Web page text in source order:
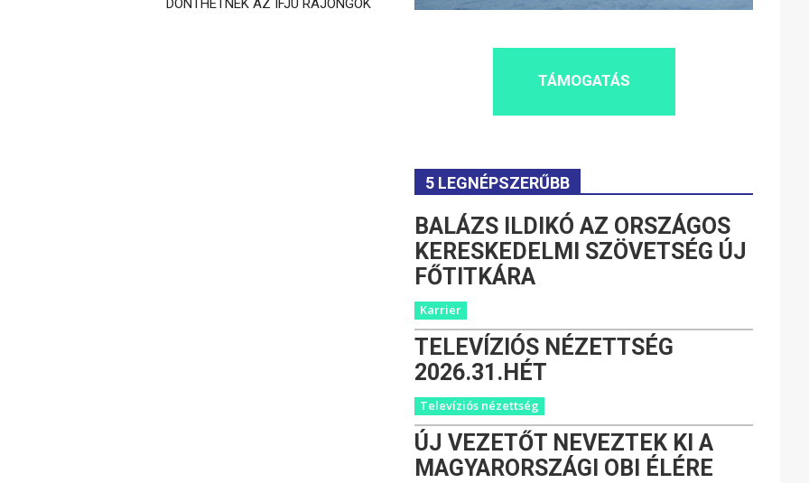
TÁMOGATÁS
5 LEGNÉPSZERŰBB
BALÁZS ILDIKÓ AZ ORSZÁGOS
KERESKEDELMI SZÖVETSÉG ÚJ
FŐTITKÁRA
Karrier
TELEVÍZIÓS NÉZETTSÉG
2026.31.HÉT
Televíziós nézettség
ÚJ VEZETŐT NEVEZTEK KI A
MAGYARORSZÁGI OBI ÉLÉRE